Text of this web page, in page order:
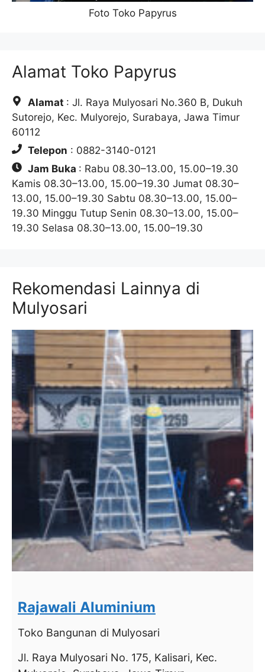
Foto Toko Papyrus
Alamat Toko Papyrus
Alamat : Jl. Raya Mulyosari No.360 B, Dukuh
Sutorejo, Kec. Mulyorejo, Surabaya, Jawa Timur
60112
Telepon : 0882-3140-0121
Jam Buka : Rabu 08.30–13.00, 15.00–19.30
Kamis 08.30–13.00, 15.00–19.30 Jumat 08.30–
13.00, 15.00–19.30 Sabtu 08.30–13.00, 15.00–
19.30 Minggu Tutup Senin 08.30–13.00, 15.00–
19.30 Selasa 08.30–13.00, 15.00–19.30
Rekomendasi Lainnya di
Mulyosari
Rajawali Aluminium
Toko Bangunan di Mulyosari
Jl. Raya Mulyosari No. 175, Kalisari, Kec.